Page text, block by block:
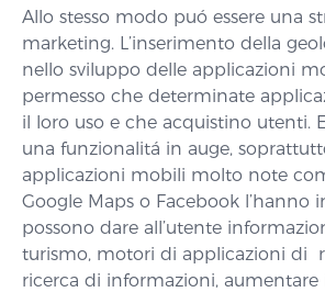
Allo stesso modo puó essere una
marketing. L’inserimento della
nello sviluppo delle applicazioni
permesso che determinate
il loro uso e che acquistino utenti.
una funzionalitá in auge,
applicazioni mobili molto note
Google Maps o Facebook l’hanno
possono dare all’utente
turismo, motori di applicazioni di
ricerca di informazioni, aumentare